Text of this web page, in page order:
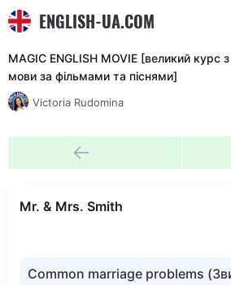
ENGLISH-UA.COM
MAGIC ENGLISH MOVIE [великий курс з
мови за фільмами та піснями]
Victoria Rudomina
Mr. & Mrs. Smith
Common marriage problems